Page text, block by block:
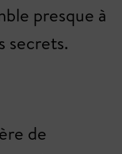
presque à
secrets.
de